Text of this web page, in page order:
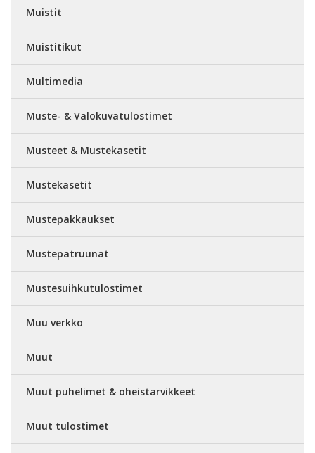
Muistit
Muistitikut
Multimedia
Muste- & Valokuvatulostimet
Musteet & Mustekasetit
Mustekasetit
Mustepakkaukset
Mustepatruunat
Mustesuihkutulostimet
Muu verkko
Muut
Muut puhelimet & oheistarvikkeet
Muut tulostimet